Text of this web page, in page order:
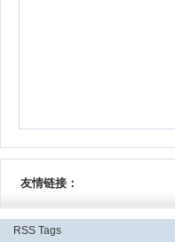
友情链接：
RSS Tags